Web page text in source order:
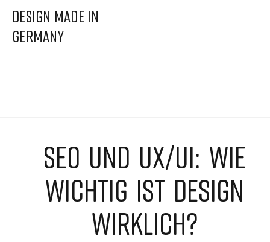
DESIGN MADE IN
GERMANY
SEO UND UX/UI: WIE
WICHTIG IST DESIGN
WIRKLICH?